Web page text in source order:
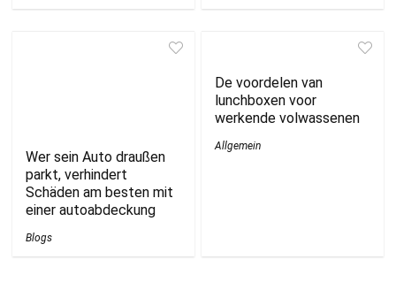
Wer sein Auto draußen
parkt, verhindert
Schäden am besten mit
einer autoabdeckung
Blogs
De voordelen van
lunchboxen voor
werkende volwassenen
Allgemein